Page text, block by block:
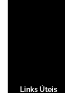
Links Úteis